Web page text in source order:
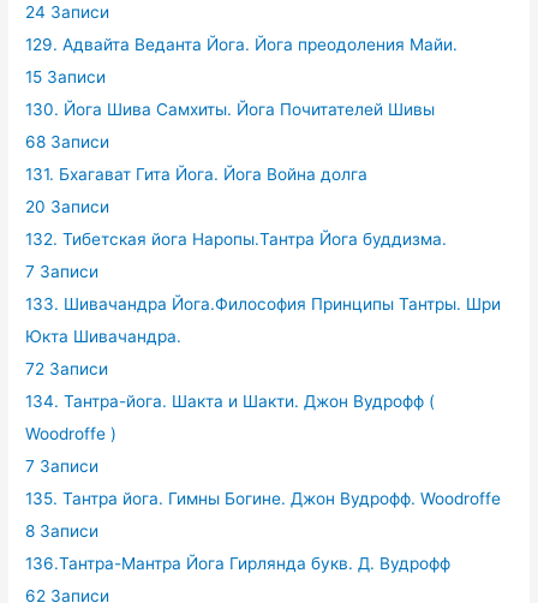
24 Записи
129. Адвайта Веданта Йога. Йога преодоления Майи.
15 Записи
130. Йога Шива Самхиты. Йога Почитателей Шивы
68 Записи
131. Бхагават Гита Йога. Йога Война долга
20 Записи
132. Тибетская йога Наропы.Тантра Йога буддизма.
7 Записи
133. Шивачандра Йога.Философия Принципы Тантры. Шри
Юкта Шивачандра.
72 Записи
134. Тантра-йога. Шакта и Шакти. Джон Вудрофф (
Woodroffe )
7 Записи
135. Тантра йога. Гимны Богине. Джон Вудрофф. Woodroffe
8 Записи
136.Тантра-Мантра Йога Гирлянда букв. Д. Вудрофф
62 Записи